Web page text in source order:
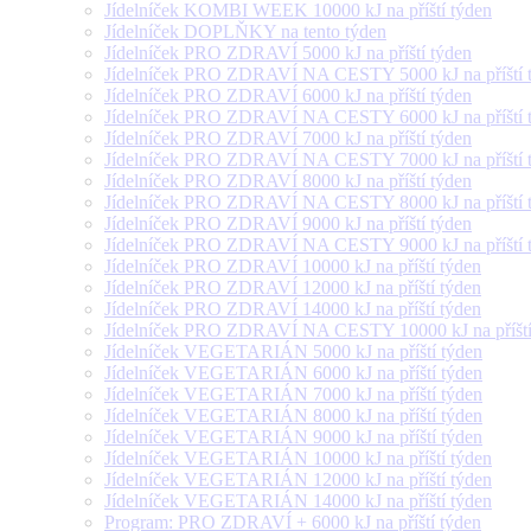
Jídelníček KOMBI WEEK 10000 kJ na příští týden
Jídelníček DOPLŇKY na tento týden
Jídelníček PRO ZDRAVÍ 5000 kJ na příští týden
Jídelníček PRO ZDRAVÍ NA CESTY 5000 kJ na příští
Jídelníček PRO ZDRAVÍ 6000 kJ na příští týden
Jídelníček PRO ZDRAVÍ NA CESTY 6000 kJ na příští
Jídelníček PRO ZDRAVÍ 7000 kJ na příští týden
Jídelníček PRO ZDRAVÍ NA CESTY 7000 kJ na příští
Jídelníček PRO ZDRAVÍ 8000 kJ na příští týden
Jídelníček PRO ZDRAVÍ NA CESTY 8000 kJ na příští
Jídelníček PRO ZDRAVÍ 9000 kJ na příští týden
Jídelníček PRO ZDRAVÍ NA CESTY 9000 kJ na příští
Jídelníček PRO ZDRAVÍ 10000 kJ na příští týden
Jídelníček PRO ZDRAVÍ 12000 kJ na příští týden
Jídelníček PRO ZDRAVÍ 14000 kJ na příští týden
Jídelníček PRO ZDRAVÍ NA CESTY 10000 kJ na
Jídelníček VEGETARIÁN 5000 kJ na příští týden
Jídelníček VEGETARIÁN 6000 kJ na příští týden
Jídelníček VEGETARIÁN 7000 kJ na příští týden
Jídelníček VEGETARIÁN 8000 kJ na příští týden
Jídelníček VEGETARIÁN 9000 kJ na příští týden
Jídelníček VEGETARIÁN 10000 kJ na příští týden
Jídelníček VEGETARIÁN 12000 kJ na příští týden
Jídelníček VEGETARIÁN 14000 kJ na příští týden
Program: PRO ZDRAVÍ + 6000 kJ na příští týden